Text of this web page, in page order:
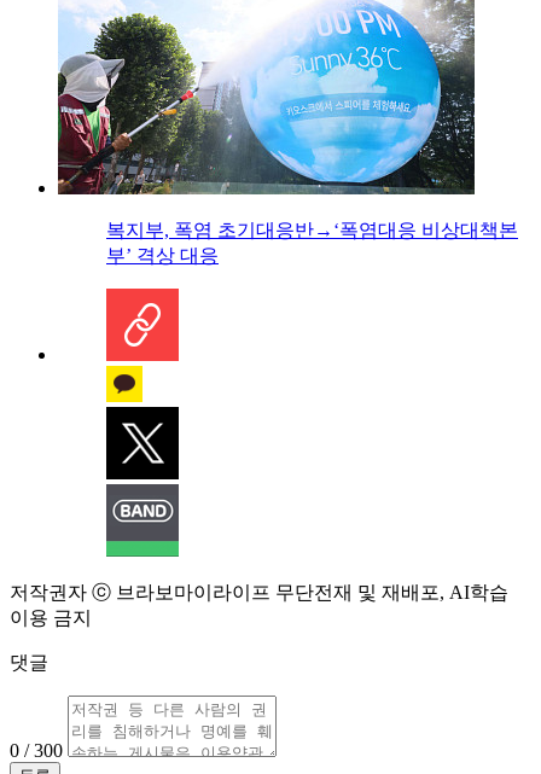
복지부, 폭염 초기대응반→‘폭염대응 비상대책본
부’ 격상 대응
저작권자 ⓒ 브라보마이라이프 무단전재 및 재배포, AI학습
이용 금지
댓글
0 / 300